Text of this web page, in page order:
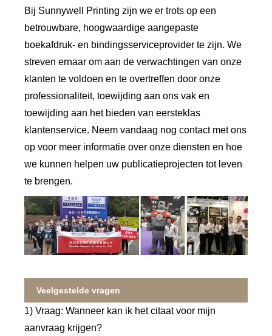
Bij Sunnywell Printing zijn we er trots op een
betrouwbare, hoogwaardige aangepaste
boekafdruk- en bindingsserviceprovider te zijn. We
streven ernaar om aan de verwachtingen van onze
klanten te voldoen en te overtreffen door onze
professionaliteit, toewijding aan ons vak en
toewijding aan het bieden van eersteklas
klantenservice. Neem vandaag nog contact met ons
op voor meer informatie over onze diensten en hoe
we kunnen helpen uw publicatieprojecten tot leven
te brengen.
Veelgestelde vragen
1) Vraag: Wanneer kan ik het citaat voor mijn
aanvraag krijgen?